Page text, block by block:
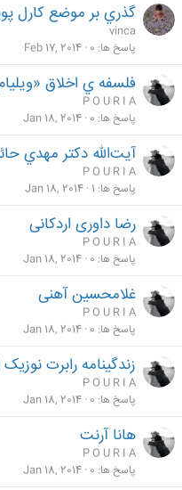
گذري بر موضع کارل
vinca
پاسخ ها 0
Feb 17, 2014
فلسفه ي اخلاق
P O U R I A
پاسخ ها 0
Jan 18, 2014
آيت‌الله دكتر مهدي
P O U R I A
پاسخ ها 1
Jan 18, 2014
رضا داوری اردکانی
P O U R I A
پاسخ ها 0
Jan 18, 2014
غلامحسین آهنی
P O U R I A
پاسخ ها 0
Jan 18, 2014
زندگینامه رابرت نوزیک (1938-
P O U R I A
پاسخ ها 0
Jan 18, 2014
هانا آرنت
P O U R I A
پاسخ ها 0
Jan 18, 2014